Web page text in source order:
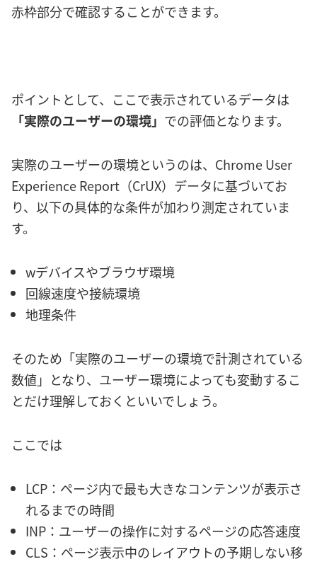
赤枠部分で確認することができます。
ポイントとして、ここで表示されているデータは
「実際のユーザーの環境」 での評価となります。
実際のユーザーの環境というのは、Chrome User
Experience Report（CrUX）データに基づいてお
り、以下の具体的な条件が加わり測定されていま
す。
wデバイスやブラウザ環境
回線速度や接続環境
地理条件
そのため「実際のユーザーの環境で計測されている
数値」となり、ユーザー環境によっても変動するこ
とだけ理解しておくといいでしょう。
ここでは
LCP：ページ内で最も大きなコンテンツが表示さ
れるまでの時間
INP：ユーザーの操作に対するページの応答速度
CLS：ページ表示中のレイアウトの予期しない移